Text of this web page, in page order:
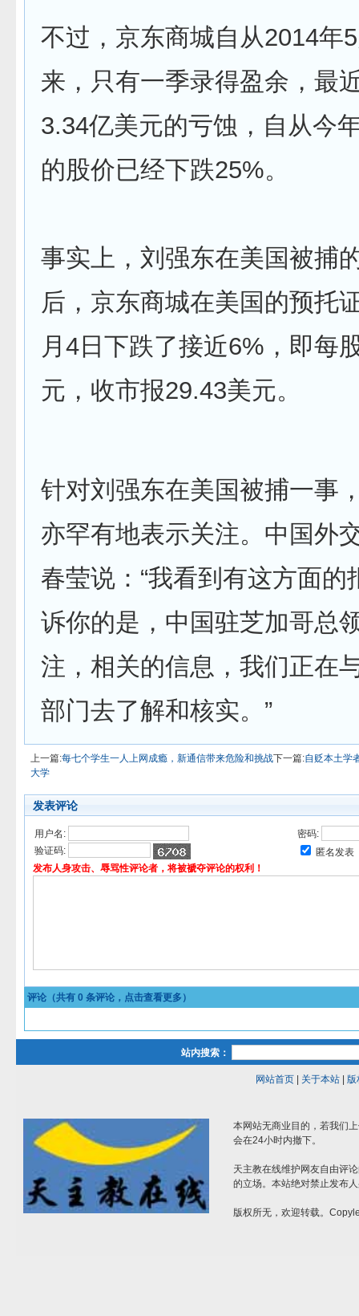
不过，京东商城自从2014年
来，只有一季录得盈余，最
3.34亿美元的亏蚀，自从今
的股价已经下跌25%。
事实上，刘强东在美国被捕
后，京东商城在美国的预托
月4日下跌了接近6%，即每
元，收市报29.43美元。
针对刘强东在美国被捕一事
亦罕有地表示关注。中国外
春莹说：“我看到有这方面的
诉你的是，中国驻芝加哥总
注，相关的信息，我们正在
部门去了解和核实。”
上一篇:每七个学生一人上网成瘾，新通信带来危险和挑战下一篇:自贬本土学
大学
发表评论
用户名:
密码:
验证码:
匿名发表
发布人身攻击、辱骂性评论者，将被褫夺评论的权利！
评论（共有 0 条评论，点击查看更多）
站内搜索：
网站首页| 关于本站| 版
本网站无商业目的，若我们
会在24小时内撤下。
天主教在线维护网友自由评
的立场。本站绝对禁止发布
版权所无，欢迎转载。